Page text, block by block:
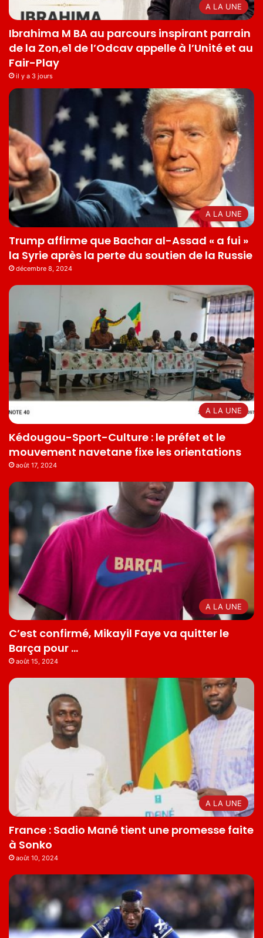
A LA UNE
Ibrahima M BA au parcours inspirant parrain
de la Zon,e1 de l’Odcav appelle à l’Unité et au
Fair-Play
il y a 3 jours
A LA UNE
Trump affirme que Bachar al-Assad « a fui »
la Syrie après la perte du soutien de la Russie
décembre 8, 2024
A LA UNE
Kédougou-Sport-Culture : le préfet et le
mouvement navetane fixe les orientations
août 17, 2024
A LA UNE
C’est confirmé, Mikayil Faye va quitter le
Barça pour …
août 15, 2024
A LA UNE
France : Sadio Mané tient une promesse faite
à Sonko
août 10, 2024